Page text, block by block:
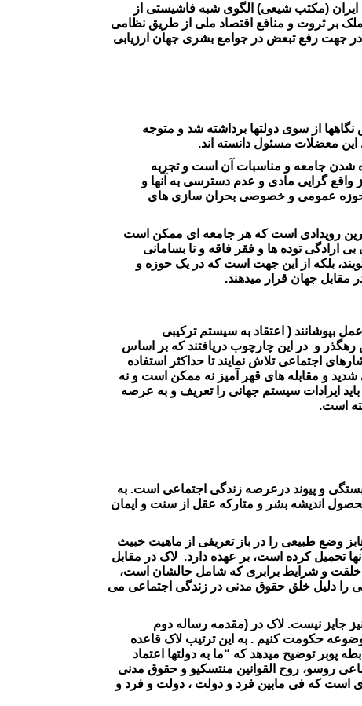
ایران (مکتب شیعی) الگوی شبه فاشیستی از
بر ثروت و منافع اقتصاد ملی از طریق نظامی
جهت رفع تبعض در جوامع بشری جهان ارزیابی
از سوی دولتها برداشته شد و متوجه
معضلات مسئول دانسته اند.
شدن جامعه و مناسبات آن است و تجربه
واقع گرایی مادی و عدم دسترسی به آنها و
حوزه عمومی و خصوصی بحران سازی های
رویدادی است که هر جامعه ای ممکن است
توده ها و فقر فاقه و نا بسامانی
بلکه از این جهت است که در یک حوزه و
مقابل جهان قرار میدهند.
بپوشانند ( اعتقاد به سیستم ترکیبی
و در این چارچوب دریافتند که بر اساس
اجتماعی تلاش نمایند تا حداکثر استفاده
شدید و مقابله های قهر آمیز نه ممکن است و نه
ایرادات سیستم جهانی را تعریف و به عرصه
است.
و پیوند درعرصه زندگی اجتماعی است. به
اندیشه بشر و متارکه عقل از سنت و ایمان
وضع طبیعی را در باز تعریفی از ماهیت خبیث
تحمیل کرده است، بر عهده دارد. لاک در مقابل
خلقت و شرایط برابری که شامل حالشان است،
را دلیل خلق حقوق مدنی در زندگی اجتماعی می
جایز نیست. لاک در (مقدمه رساله دوم
موضوعه حکومت کنیم . به این ترتیب لاک قاعده
توضیح میدهد که “ما به دولتها اعتماد
روسو، روح القوانین منتسکیو و حقوق مدنی
است که فی مابین فرد و دولت ، دولت و فرد و